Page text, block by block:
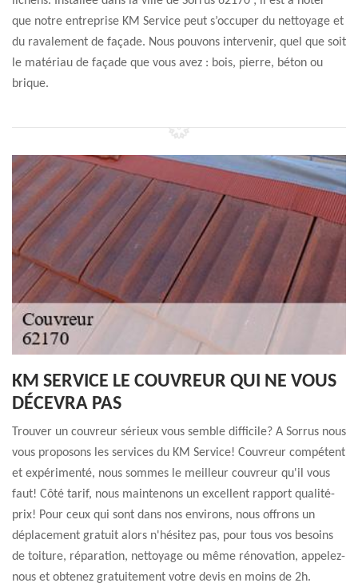
que notre entreprise KM Service peut s’occuper du nettoyage et
du ravalement de façade. Nous pouvons intervenir, quel que soit
le matériau de façade que vous avez : bois, pierre, béton ou
brique.
KM SERVICE LE COUVREUR QUI NE VOUS
DÉCEVRA PAS
Trouver un couvreur sérieux vous semble difficile? A Sorrus nous
vous proposons les services du KM Service! Couvreur compétent
et expérimenté, nous sommes le meilleur couvreur qu'il vous
faut! Côté tarif, nous maintenons un excellent rapport qualité-
prix! Pour ceux qui sont dans nos environs, nous offrons un
déplacement gratuit alors n'hésitez pas, pour tous vos besoins
de toiture, réparation, nettoyage ou même rénovation, appelez-
nous et obtenez gratuitement votre devis en moins de 2h.